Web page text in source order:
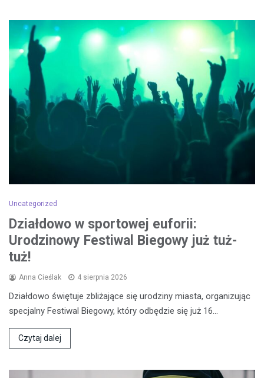
Uncategorized
Działdowo w sportowej euforii:
Urodzinowy Festiwal Biegowy już tuż-
tuż!
Anna Cieślak 4 sierpnia 2026
Działdowo świętuje zbliżające się urodziny miasta, organizując
specjalny Festiwal Biegowy, który odbędzie się już 16…
Czytaj dalej